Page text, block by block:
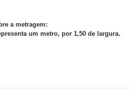
a metragem:
um metro, por 1,50 de largura.